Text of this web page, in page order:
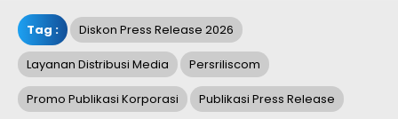
Tag : Diskon Press Release 2026
Layanan Distribusi Media Persriliscom
Promo Publikasi Korporasi Publikasi Press Release